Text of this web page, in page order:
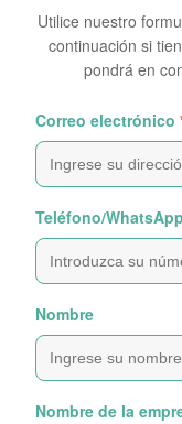
Utilice nuestro
continuación si
pondrá en
Correo electrónico
Teléfono/WhatsApp
Nombre
Nombre de la